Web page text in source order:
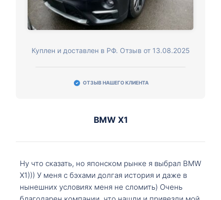
Куплен и доставлен в РФ. Отзыв от 13.08.2025
ОТЗЫВ НАШЕГО КЛИЕНТА
BMW X1
Ну что сказать, но японском рынке я выбрал BMW
X1))) У меня с бэхами долгая история и даже в
нынешних условиях меня не сломить) Очень